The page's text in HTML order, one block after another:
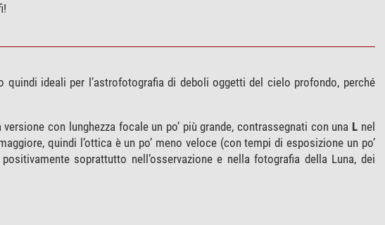
ideali per l’astrofotografia di deboli oggetti del cielo profondo, perché
con lunghezza focale un po’ più grande, contrassegnati con una Lnel
quindi l’ottica è un po’ meno veloce (con tempi di esposizione un po’
soprattutto nell’osservazione e nella fotografia della Luna, dei